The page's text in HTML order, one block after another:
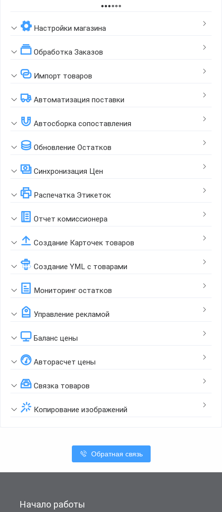
Настройки магазина
Обработка Заказов
Импорт товаров
Автоматизация поставки
Автосборка сопоставления
Обновление Остатков
Синхронизация Цен
Распечатка Этикеток
Отчет комиссионера
Создание Карточек товаров
Создание YML с товарами
Мониторинг остатков
Управление рекламой
Баланс цены
Авторасчет цены
Связка товаров
Копирование изображений
Обратная связь
Начало работы